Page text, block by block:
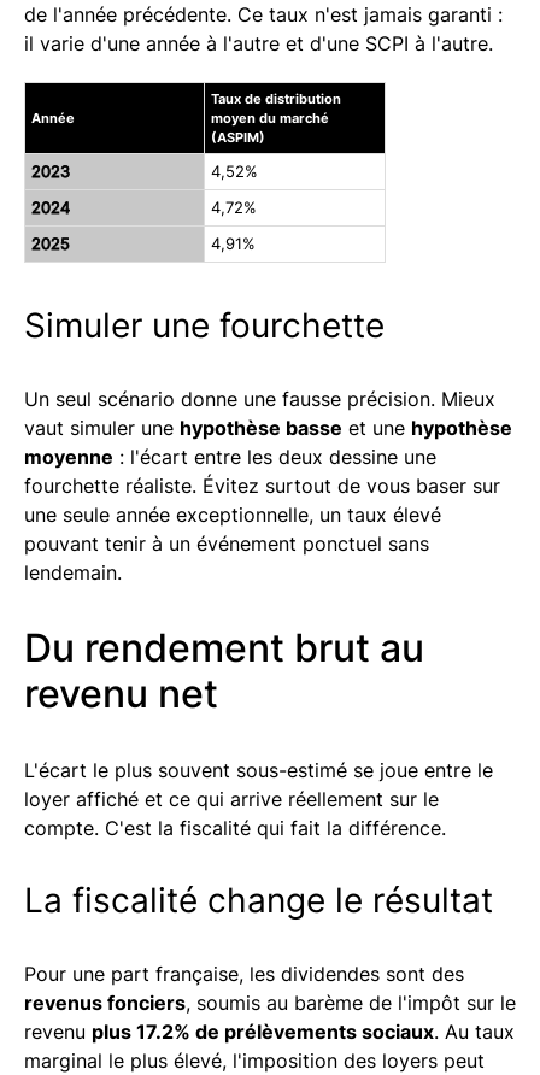
de l'année précédente. Ce taux n'est jamais garanti :
il varie d'une année à l'autre et d'une SCPI à l'autre.
Année
Taux de distribution
moyen du marché
(ASPIM)
2023
4,52%
2024
4,72%
2025
4,91%
Simuler une fourchette
Un seul scénario donne une fausse précision. Mieux
vaut simuler une hypothèse basse et une hypothèse
moyenne : l'écart entre les deux dessine une
fourchette réaliste. Évitez surtout de vous baser sur
une seule année exceptionnelle, un taux élevé
pouvant tenir à un événement ponctuel sans
lendemain.
Du rendement brut au
revenu net
L'écart le plus souvent sous-estimé se joue entre le
loyer affiché et ce qui arrive réellement sur le
compte. C'est la fiscalité qui fait la différence.
La fiscalité change le résultat
Pour une part française, les dividendes sont des
revenus fonciers, soumis au barème de l'impôt sur le
revenu plus 17.2% de prélèvements sociaux. Au taux
marginal le plus élevé, l'imposition des loyers peut